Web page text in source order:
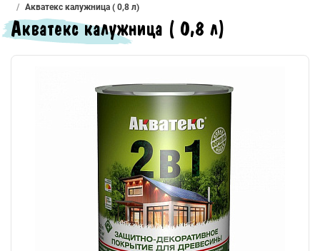
Акватекс калужница ( 0,8 л)
Акватекс калужница ( 0,8 л)